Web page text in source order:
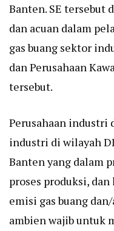
Banten. SE tersebut
dan acuan dalam
gas buang sektor
dan Perusahaan
tersebut.
Perusahaan industri
industri di wilayah
Banten yang dalam
proses produksi,
emisi gas buang
ambien wajib untuk